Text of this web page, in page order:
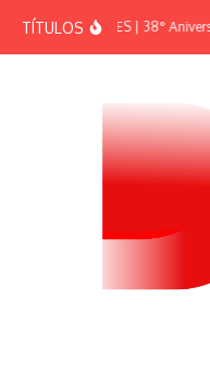
TÍTULOSEFEMÉRIDES | 38°